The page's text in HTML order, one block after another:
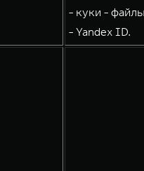
- куки -
- Yandex ID.